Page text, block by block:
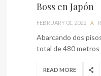
Boss en Japón
FEBRUARY 01, 2022 X
Abarcando dos
total de 480 metros
READ MORE